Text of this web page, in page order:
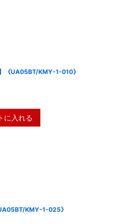
《UA05BT/KMY-1-010》
に入れる
KMY-1-025》